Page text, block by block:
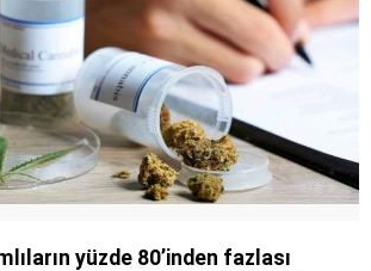
yüzde 80’inden fazlası